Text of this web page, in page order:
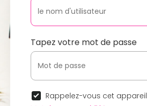
Tapez votre mot de passe
Rappelez-vous cet appareil